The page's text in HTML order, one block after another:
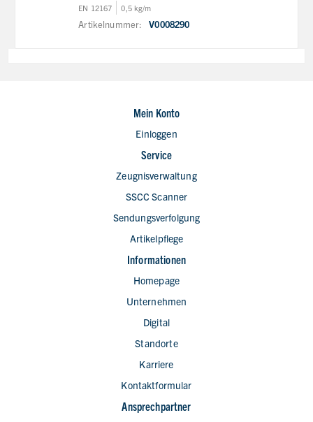
EN 12167 0,5 kg/m
Artikelnummer: V0008290
Mein Konto
Einloggen
Service
Zeugnisverwaltung
SSCC Scanner
Sendungsverfolgung
Artikelpflege
Informationen
Homepage
Unternehmen
Digital
Standorte
Karriere
Kontaktformular
Ansprechpartner